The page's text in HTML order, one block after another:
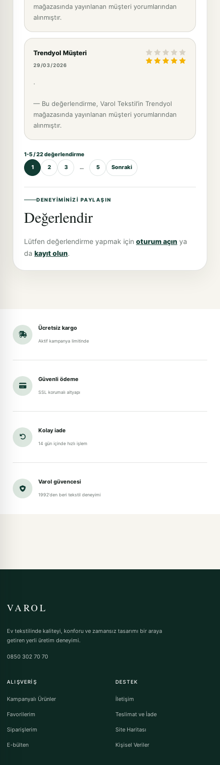
mağazasında yayınlanan müşteri yorumlarından
alınmıştır.
Trendyol Müşteri
29/03/2026
.
— Bu değerlendirme, Varol Tekstil’in Trendyol
mağazasında yayınlanan müşteri yorumlarından
alınmıştır.
1-5 / 22 değerlendirme
1
2 3 … 5 Sonraki
DENEYIMINIZI PAYLAŞIN
Değerlendir
Lütfen değerlendirme yapmak için oturum açın ya
da kayıt olun.
Ücretsiz kargo
Aktif kampanya limitinde
Güvenli ödeme
SSL korumalı altyapı
Kolay iade
14 gün içinde hızlı işlem
Varol güvencesi
1992'den beri tekstil deneyimi
VAROL
Ev tekstilinde kaliteyi, konforu ve zamansız tasarımı bir araya
getiren yerli üretim deneyimi.
0850 302 70 70
ALIŞVERIŞ
Kampanyalı Ürünler
Favorilerim
Siparişlerim
E-bülten
DESTEK
İletişim
Teslimat ve İade
Site Haritası
Kişisel Veriler